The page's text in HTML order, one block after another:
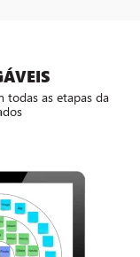
todas as etapas da